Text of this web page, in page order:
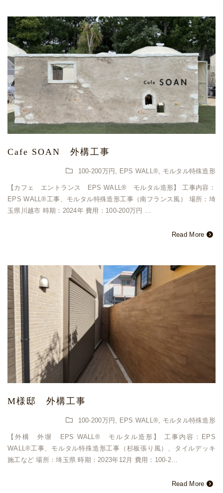
Cafe SOAN 外構工事
100-200万円 , EPS WALL®, モルタル特殊造形
【カフェ エントランス EPS WALL®︎ モルタル造形】 工事内容：
EPS WALL®︎工事、モルタル特殊造形工事（南フランス風） 場所：埼
玉県川越市 時期：2024年 費用：100-200万円 …
Read More
M様邸 外構工事
100-200万円 EPS WALL® モルタル特殊造形
【外構 外塀 EPS WALL®︎ モルタル造形】 工事内容：EPS
WALL®︎工事、モルタル特殊造形工事（杉板張り風）、タイルデッキ
施工など 場所：埼玉県 時期：2023年12月 費用：100-2…
Read More